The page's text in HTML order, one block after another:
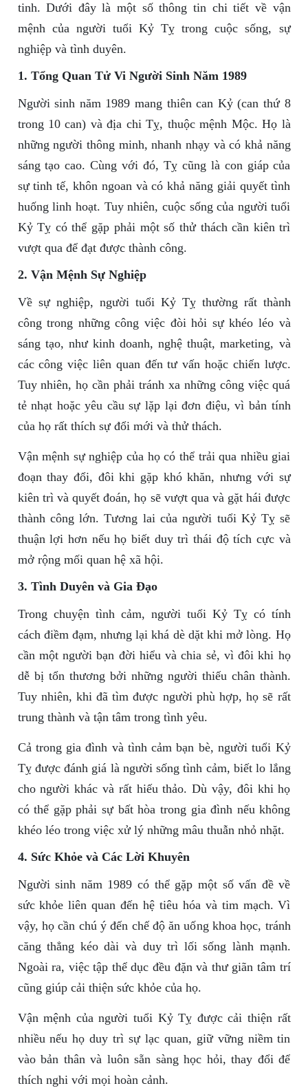
tinh. Dưới đây là một số thông tin chi tiết về vận
mệnh của người tuổi Kỷ Tỵ trong cuộc sống, sự
nghiệp và tình duyên.
1. Tổng Quan Tử Vi Người Sinh Năm 1989
Người sinh năm 1989 mang thiên can Kỷ (can thứ 8
trong 10 can) và địa chi Tỵ, thuộc mệnh Mộc. Họ là
những người thông minh, nhanh nhạy và có khả năng
sáng tạo cao. Cùng với đó, Tỵ cũng là con giáp của
sự tinh tế, khôn ngoan và có khả năng giải quyết tình
huống linh hoạt. Tuy nhiên, cuộc sống của người tuổi
Kỷ Tỵ có thể gặp phải một số thử thách cần kiên trì
vượt qua để đạt được thành công.
2. Vận Mệnh Sự Nghiệp
Về sự nghiệp, người tuổi Kỷ Tỵ thường rất thành
công trong những công việc đòi hỏi sự khéo léo và
sáng tạo, như kinh doanh, nghệ thuật, marketing, và
các công việc liên quan đến tư vấn hoặc chiến lược.
Tuy nhiên, họ cần phải tránh xa những công việc quá
tẻ nhạt hoặc yêu cầu sự lặp lại đơn điệu, vì bản tính
của họ rất thích sự đổi mới và thử thách.
Vận mệnh sự nghiệp của họ có thể trải qua nhiều giai
đoạn thay đổi, đôi khi gặp khó khăn, nhưng với sự
kiên trì và quyết đoán, họ sẽ vượt qua và gặt hái được
thành công lớn. Tương lai của người tuổi Kỷ Tỵ sẽ
thuận lợi hơn nếu họ biết duy trì thái độ tích cực và
mở rộng mối quan hệ xã hội.
3. Tình Duyên và Gia Đạo
Trong chuyện tình cảm, người tuổi Kỷ Tỵ có tính
cách điềm đạm, nhưng lại khá dè dặt khi mở lòng. Họ
cần một người bạn đời hiểu và chia sẻ, vì đôi khi họ
dễ bị tổn thương bởi những người thiếu chân thành.
Tuy nhiên, khi đã tìm được người phù hợp, họ sẽ rất
trung thành và tận tâm trong tình yêu.
Cả trong gia đình và tình cảm bạn bè, người tuổi Kỷ
Tỵ được đánh giá là người sống tình cảm, biết lo lắng
cho người khác và rất hiếu thảo. Dù vậy, đôi khi họ
có thể gặp phải sự bất hòa trong gia đình nếu không
khéo léo trong việc xử lý những mâu thuẫn nhỏ nhặt.
4. Sức Khỏe và Các Lời Khuyên
Người sinh năm 1989 có thể gặp một số vấn đề về
sức khỏe liên quan đến hệ tiêu hóa và tim mạch. Vì
vậy, họ cần chú ý đến chế độ ăn uống khoa học, tránh
căng thẳng kéo dài và duy trì lối sống lành mạnh.
Ngoài ra, việc tập thể dục đều đặn và thư giãn tâm trí
cũng giúp cải thiện sức khỏe của họ.
Vận mệnh của người tuổi Kỷ Tỵ được cải thiện rất
nhiều nếu họ duy trì sự lạc quan, giữ vững niềm tin
vào bản thân và luôn sẵn sàng học hỏi, thay đổi để
thích nghi với mọi hoàn cảnh.